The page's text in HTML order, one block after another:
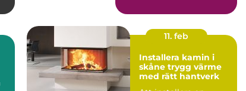
att be...
11. feb
Installera kamin i
skåne trygg värme
med rätt hantverk